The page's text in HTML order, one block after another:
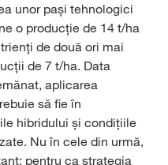
unor pași tehnologici
o producție de 14 t/ha
de două ori mai
de 7 t/ha. Data
aplicarea
să fie în
hibridului și condițiile
Nu în cele din urmă,
pentru ca strategia